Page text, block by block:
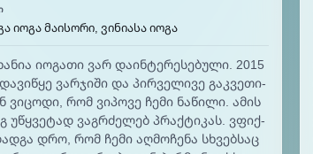
იოგა მაისორი, ვინიასა იოგა
იო­გა­თი ვარ და­ინ­ტე­რე­სე­ბუ­ლი. 2015
ვარ­ჯი­ში და პირ­ვე­ლი­ვე გაკ­ვე­თი­
ვი­ცო­დი, რომ ვი­პო­ვე ჩე­მი ნა­წი­ლი. ამის
უწ­ყვე­ტად ვაგ­რძე­ლებ პრაქ­ტი­კას. ვფიქ­
დრო, რომ ჩე­მი აღ­მო­ჩე­ნა სხვებ­საც